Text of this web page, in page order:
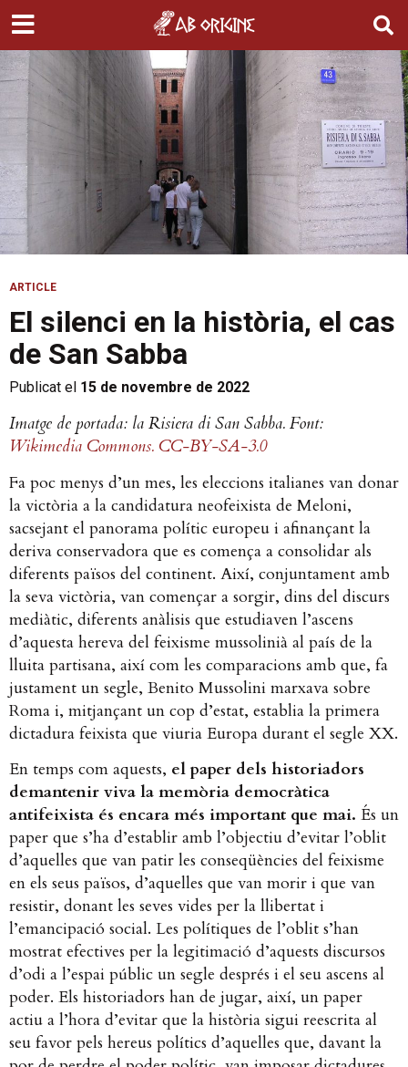
ARTICLE
El silenci en la història, el cas
de San Sabba
Publicat el 15 de novembre de 2022
Imatge de portada: la Risiera di San Sabba. Font:
Wikimedia Commons. CC-BY-SA-3.0
Fa poc menys d’un mes, les eleccions italianes van donar
la victòria a la candidatura neofeixista de Meloni,
sacsejant el panorama polític europeu i afinançant la
deriva conservadora que es comença a consolidar als
diferents països del continent. Així, conjuntament amb
la seva victòria, van començar a sorgir, dins del discurs
mediàtic, diferents anàlisis que estudiaven l’ascens
d’aquesta hereva del feixisme mussolinià al país de la
lluita partisana, així com les comparacions amb que, fa
justament un segle, Benito Mussolini marxava sobre
Roma i, mitjançant un cop d’estat, establia la primera
dictadura feixista que viuria Europa durant el segle XX.
En temps com aquests, el paper dels historiadors
demantenir viva la memòria democràtica
antifeixista és encara més important que mai. És un
paper que s’ha d’establir amb l’objectiu d’evitar l’oblit
d’aquelles que van patir les conseqüències del feixisme
en els seus països, d’aquelles que van morir i que van
resistir, donant les seves vides per la llibertat i
l’emancipació social. Les polítiques de l’oblit s’han
mostrat efectives per la legitimació d’aquests discursos
d’odi a l’espai públic un segle després i el seu ascens al
poder. Els historiadors han de jugar, així, un paper
actiu a l’hora d’evitar que la història sigui reescrita al
seu favor pels hereus polítics d’aquelles que, davant la